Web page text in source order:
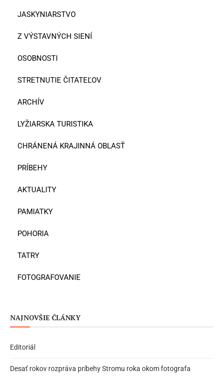
JASKYNIARSTVO
Z VÝSTAVNÝCH SIENÍ
OSOBNOSTI
STRETNUTIE ČITATEĽOV
ARCHÍV
LYŽIARSKA TURISTIKA
CHRÁNENÁ KRAJINNÁ OBLASŤ
PRÍBEHY
AKTUALITY
PAMIATKY
POHORIA
TATRY
FOTOGRAFOVANIE
NAJNOVŠIE ČLÁNKY
Editoriál
Desať rokov rozpráva príbehy Stromu roka okom fotografa